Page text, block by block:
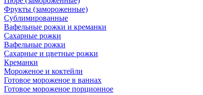
Фрукты (замороженные)
Сублимированные
Вафельные рожки и креманки
Сахарные рожки
Вафельные рожки
Сахарные и цветные рожки
Креманки
Мороженое и коктейли
Готовое мороженое в ваннах
Готовое мороженое порционное